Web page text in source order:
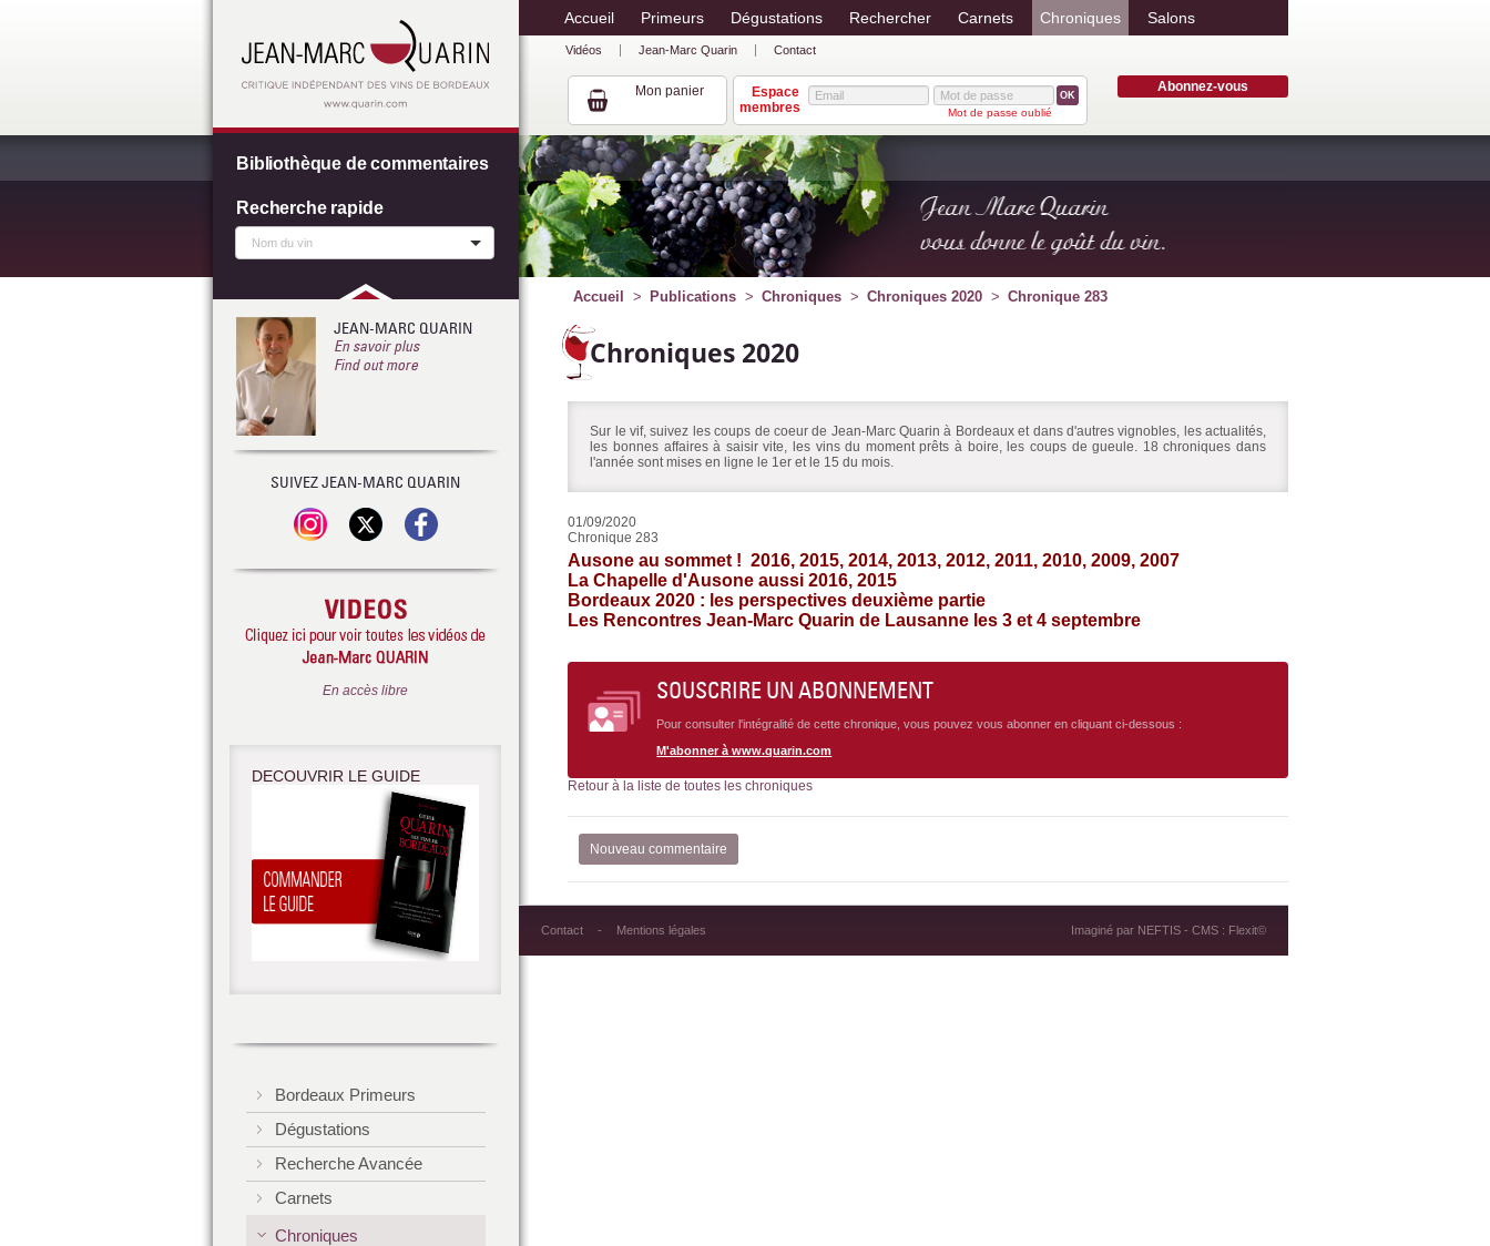
Accueil Primeurs Dégustations Rechercher Carnets Chroniques Salons
Vidéos Jean-Marc Quarin Contact
Mon panier Abonnez-vous
OK
Mot de passe oublié
Espace
membres
Accueil Publications Chroniques Chroniques 2020 Chronique 283
Chroniques 2020
Sur le vif, suivez les coups de coeur de Jean-Marc Quarin à Bordeaux et dans d'autres vignobles, les actualités,
les bonnes affaires à saisir vite, les vins du moment prêts à boire, les coups de gueule. 18 chroniques dans
l'année sont mises en ligne le 1er et le 15 du mois.
01/09/2020
Chronique 283
Ausone au sommet ! 2016, 2015, 2014, 2013, 2012, 2011, 2010, 2009, 2007
La Chapelle d'Ausone aussi 2016, 2015
Bordeaux 2020 : les perspectives deuxième partie
Les Rencontres Jean-Marc Quarin de Lausanne les 3 et 4 septembre
SOUSCRIRE UN ABONNEMENT
Pour consulter l'intégralité de cette chronique, vous pouvez vous abonner en cliquant ci-dessous :
M'abonner à www.quarin.com
Retour à la liste de toutes les chroniques
Nouveau commentaire
Contact Mentions légales Imaginé par NEFTIS- CMS : Flexit©
Bibliothèque de commentaires
Recherche rapide
JEAN-MARC QUARIN
En savoir plus
Find out more
SUIVEZ JEAN-MARC QUARIN
En accès libre
DECOUVRIR LE GUIDE
Bordeaux Primeurs
Dégustations
Recherche Avancée
Carnets
Chroniques